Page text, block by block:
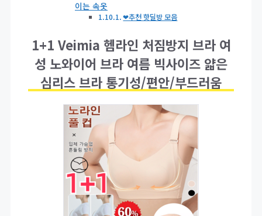
이는 속옷
❤추천 핫딜방 모음
1+1 Veimia 헴라인 처짐방지 브라 여
성 노와이어 브라 여름 빅사이즈 얇은
심리스 브라 통기성/편안/부드러움